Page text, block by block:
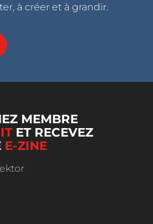
à créer et à grandir.
MEMBRE
ET RECEVEZ
E-ZINE